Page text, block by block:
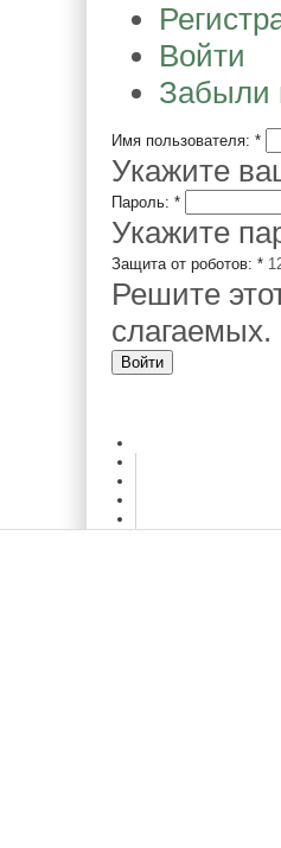
Войти
Забыли
Имя пользователя: *
Укажите
Пароль: *
Укажите
Защита от роботов: *
Решите